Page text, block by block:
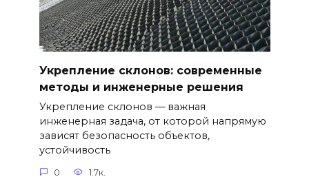
Укрепление склонов: современные
методы и инженерные решения
Укрепление склонов — важная
инженерная задача, от которой напрямую
зависят безопасность объектов,
устойчивость
0 1.7к.